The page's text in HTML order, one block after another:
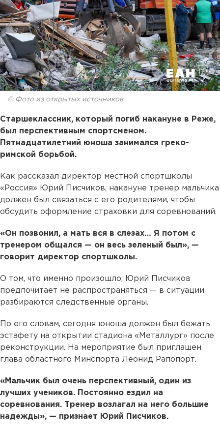
© Фото из открытых источников
Старшеклассник, который погиб накануне в Реже,
был перспективным спортсменом.
Пятнадцатилетний юноша занимался греко-
римской борьбой.
Как рассказал директор местной спортшколы
«Россия» Юрий Писчиков, накануне тренер мальчика
должен был связаться с его родителями, чтобы
обсудить оформление страховки для соревнований.
«Он позвонил, а мать вся в слезах… Я потом с
тренером общался — он весь зеленый был», —
говорит директор спортшколы.
О том, что именно произошло, Юрий Писчиков
предпочитает не распространяться — в ситуации
разбираются следственные органы.
По его словам, сегодня юноша должен был бежать
эстафету на открытии стадиона «Металлург» после
реконструкции. На мероприятие был приглашен
глава областного Минспорта Леонид Рапопорт.
«Мальчик был очень перспективный, один из
лучших учеников. Постоянно ездил на
соревнования. Тренер возлагал на него большие
надежды», — признает Юрий Писчиков.